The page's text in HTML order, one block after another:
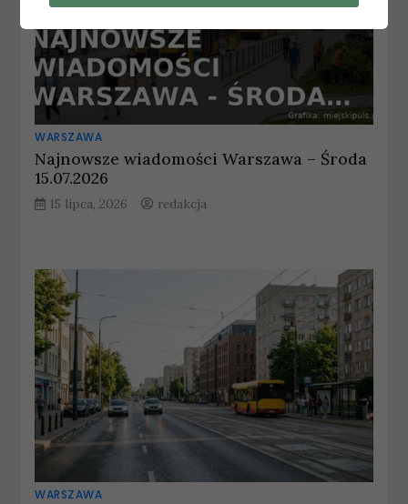
WARSZAWA
Najnowsze wiadomości Warszawa – Środa
15.07.2026
15 lipca, 2026 redakcja
WARSZAWA